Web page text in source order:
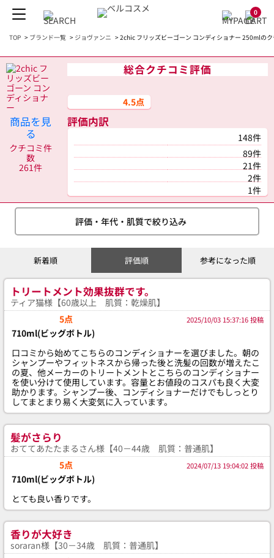
0
TOP > ブランド一覧 > ジョヴァンニ >2chic フリッズビーゴーン コンディショナー 250mlの
商品を見
る
クチコミ件
数
261件
総合クチコミ評価
4.5点
評価内訳
148件
89件
21件
2件
1件
評価・年代・肌質で絞り込み
新着順 評価順 参考になった順
トリートメント効果抜群です。
ティア猫様【60歳以上 肌質：乾燥肌】
5点
2025/10/03 15:37:16 投稿
710ml(ビッグボトル)
口コミから始めてこちらのコンディショナーを選びました。朝の
シャンプーやフィットネスから帰った後と洗髪の回数が増えたこ
の夏、他メーカーのトリートメントとこちらのコンディショナー
を使い分けて使用しています。容量とお値段のコスパも良く大変
助かります。シャンプー後、コンディショナーだけでもしっとり
してまとまり易く大変気に入っています。
髪がさらり
おててあたたまるさん様【40－44歳 肌質：普通肌】
5点
2024/07/13 19:04:02 投稿
710ml(ビッグボトル)
とても良い香りです。
香りが大好き
soraran様【30－34歳 肌質：普通肌】